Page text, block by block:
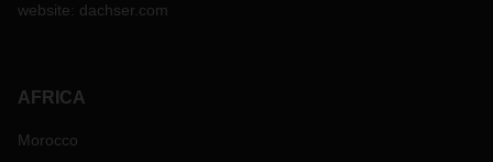
website: dachser.com
AFRICA
Morocco